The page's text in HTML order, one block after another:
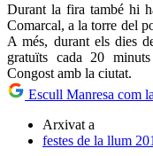
Durant la fira també hi
Comarcal, a la torre del
A més, durant els dies
gratuïts cada 20
Congost amb la ciutat.
Escull Manresa com
Arxivat a
festes de la llum